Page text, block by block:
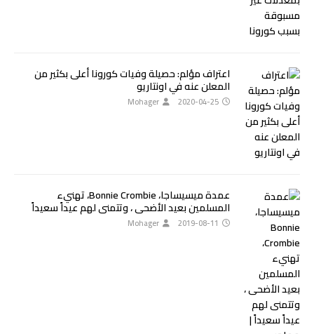
اعتراف مؤلم: حصيلة وفيات كورونا أعلى بكثير من
المعلن عنه في اونتاريو
2020-04-25
Mohager
عمدة ميسيساجا، Bonnie Crombie، تهنيء
المسلمين بعيد الأضحى ، وتتمنى لهم عيداً سعيداً
2019-08-11
Mohager